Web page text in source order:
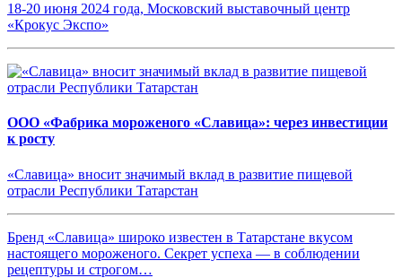
18-20 июня 2024 года, Московский выставочный центр
«Крокус Экспо»
ООО «Фабрика мороженого «Славица»: через инвестиции
к росту
«Славица» вносит значимый вклад в развитие пищевой
отрасли Республики Татарстан
Бренд «Славица» широко известен в Татарстане вкусом
настоящего мороженого. Секрет успеха — в соблюдении
рецептуры и строгом…